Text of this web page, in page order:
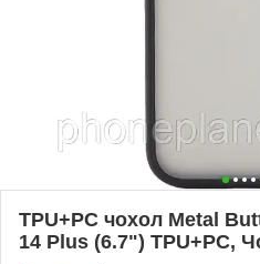
TPU+PC чохол Metal
14 Plus (6.7") TPU+PC,